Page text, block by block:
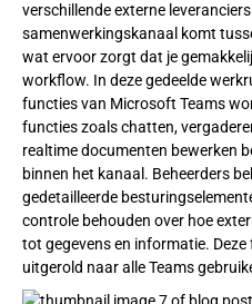
verschillende externe
samenwerkingskanaal komt
wat ervoor zorgt dat je
workflow. In deze gedeelde
functies van Microsoft Teams
functies zoals chatten,
realtime documenten bewerken
binnen het kanaal. Beheerders
gedetailleerde
controle behouden over hoe
tot gegevens en informatie.
uitgerold naar alle Teams